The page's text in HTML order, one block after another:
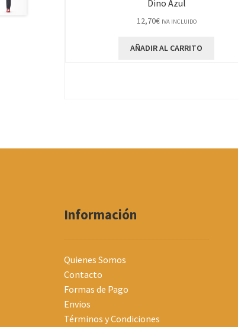
Dino Azul
12,70€ IVA INCLUIDO
AÑADIR AL CARRITO
Información
Quienes Somos
Contacto
Formas de Pago
Envios
Términos y Condiciones